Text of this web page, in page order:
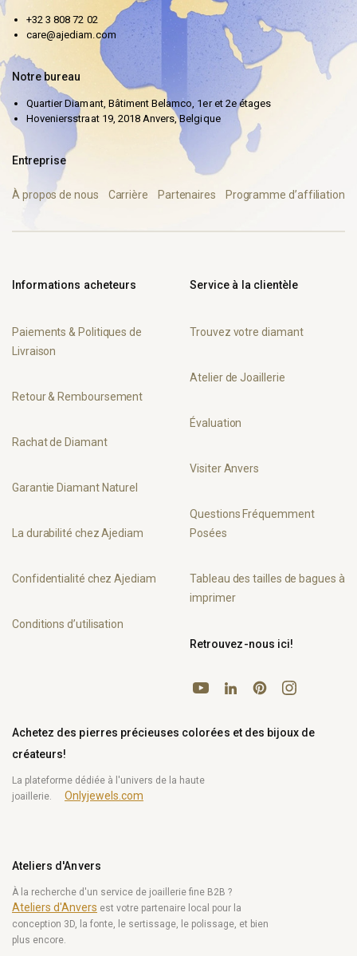
+32 3 808 72 02
care@ajediam.com
Notre bureau
Quartier Diamant, Bâtiment Belamco, 1er et 2e étages
Hoveniersstraat 19, 2018 Anvers, Belgique
Entreprise
À propos de nous Carrière Partenaires Programme d’affiliation
Informations acheteurs
Paiements & Politiques de
Livraison
Retour & Remboursement
Rachat de Diamant
Garantie Diamant Naturel
La durabilité chez Ajediam
Confidentialité chez Ajediam
Conditions d’utilisation
Service à la clientèle
Trouvez votre diamant
Atelier de Joaillerie
Évaluation
Visiter Anvers
Questions Fréquemment
Posées
Tableau des tailles de bagues à
imprimer
Achetez des pierres précieuses colorées et des bijoux de
créateurs!
La plateforme dédiée à l'univers de la haute
joaillerie.
Onlyjewels.com
Ateliers d'Anvers
À la recherche d'un service de joaillerie fine B2B ?
Ateliers d'Anvers est votre partenaire local pour la
conception 3D, la fonte, le sertissage, le polissage, et bien
plus encore.
Retrouvez-nous ici!
YouTubeLinkedInPinterestInstagram